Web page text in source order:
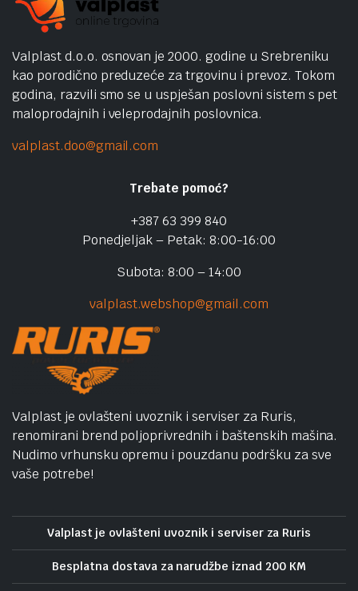
Valplast d.o.o. osnovan je 2000. godine u Srebreniku
kao porodično preduzeće za trgovinu i prevoz. Tokom
godina, razvili smo se u uspješan poslovni sistem s pet
maloprodajnih i veleprodajnih poslovnica.
valplast.doo@gmail.com
Trebate pomoć?
+387 63 399 840
Ponedjeljak – Petak: 8:00-16:00
Subota: 8:00 – 14:00
valplast.webshop@gmail.com
Valplast je ovlašteni uvoznik i serviser za Ruris,
renomirani brend poljoprivrednih i baštenskih mašina.
Nudimo vrhunsku opremu i pouzdanu podršku za sve
vaše potrebe!
Valplast je ovlašteni uvoznik i serviser za Ruris
Besplatna dostava za narudžbe iznad 200 KM